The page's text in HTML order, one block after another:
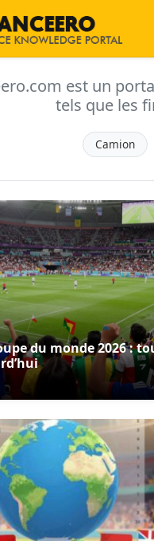
est un
tels que les
Camion
du monde 2026 :